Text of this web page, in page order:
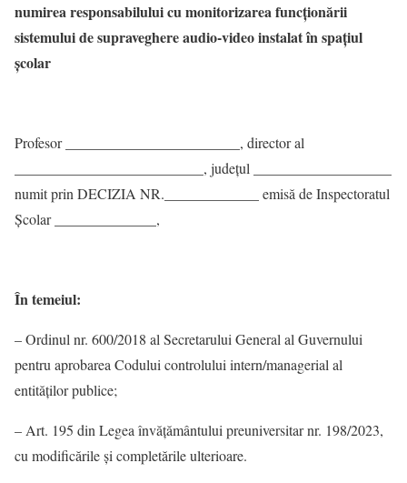
numirea responsabilului cu monitorizarea funcționării
sistemului de supraveghere audio-video instalat în spațiul
școlar
Profesor ________________________, director al
__________________________, judeţul ___________________
numit prin DECIZIA NR._____________ emisă de Inspectoratul
Școlar ______________,
În temeiul:
– Ordinul nr. 600/2018 al Secretarului General al Guvernului
pentru aprobarea Codului controlului intern/managerial al
entităţilor publice;
– Art. 195 din Legea învăţământului preuniversitar nr. 198/2023,
cu modificările și completările ulterioare.